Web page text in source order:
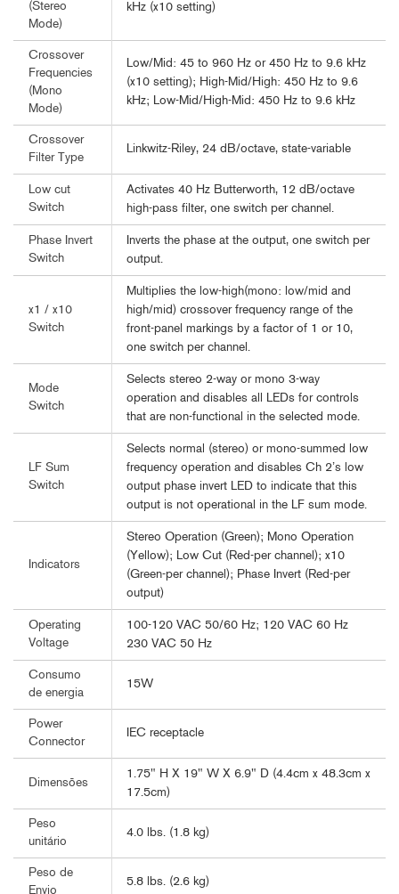
(Stereo
Mode)
kHz (x10 setting)
Crossover
Frequencies
(Mono
Mode)
Low/Mid: 45 to 960 Hz or 450 Hz to 9.6 kHz
(x10 setting); High-Mid/High: 450 Hz to 9.6
kHz; Low-Mid/High-Mid: 450 Hz to 9.6 kHz
Crossover
Filter Type
Linkwitz-Riley, 24 dB/octave, state-variable
Low cut
Switch
Activates 40 Hz Butterworth, 12 dB/octave
high-pass filter, one switch per channel.
Phase Invert
Switch
Inverts the phase at the output, one switch per
output.
x1 / x10
Switch
Multiplies the low-high(mono: low/mid and
high/mid) crossover frequency range of the
front-panel markings by a factor of 1 or 10,
one switch per channel.
Mode
Switch
Selects stereo 2-way or mono 3-way
operation and disables all LEDs for controls
that are non-functional in the selected mode.
LF Sum
Switch
Selects normal (stereo) or mono-summed low
frequency operation and disables Ch 2’s low
output phase invert LED to indicate that this
output is not operational in the LF sum mode.
Indicators
Stereo Operation (Green); Mono Operation
(Yellow); Low Cut (Red-per channel); x10
(Green-per channel); Phase Invert (Red-per
output)
Operating
Voltage
100-120 VAC 50/60 Hz; 120 VAC 60 Hz
230 VAC 50 Hz
Consumo
de energia
15W
Power
Connector
IEC receptacle
Dimensões
1.75" H X 19" W X 6.9" D (4.4cm x 48.3cm x
17.5cm)
Peso
unitário
4.0 lbs. (1.8 kg)
Peso de
Envio
5.8 lbs. (2.6 kg)